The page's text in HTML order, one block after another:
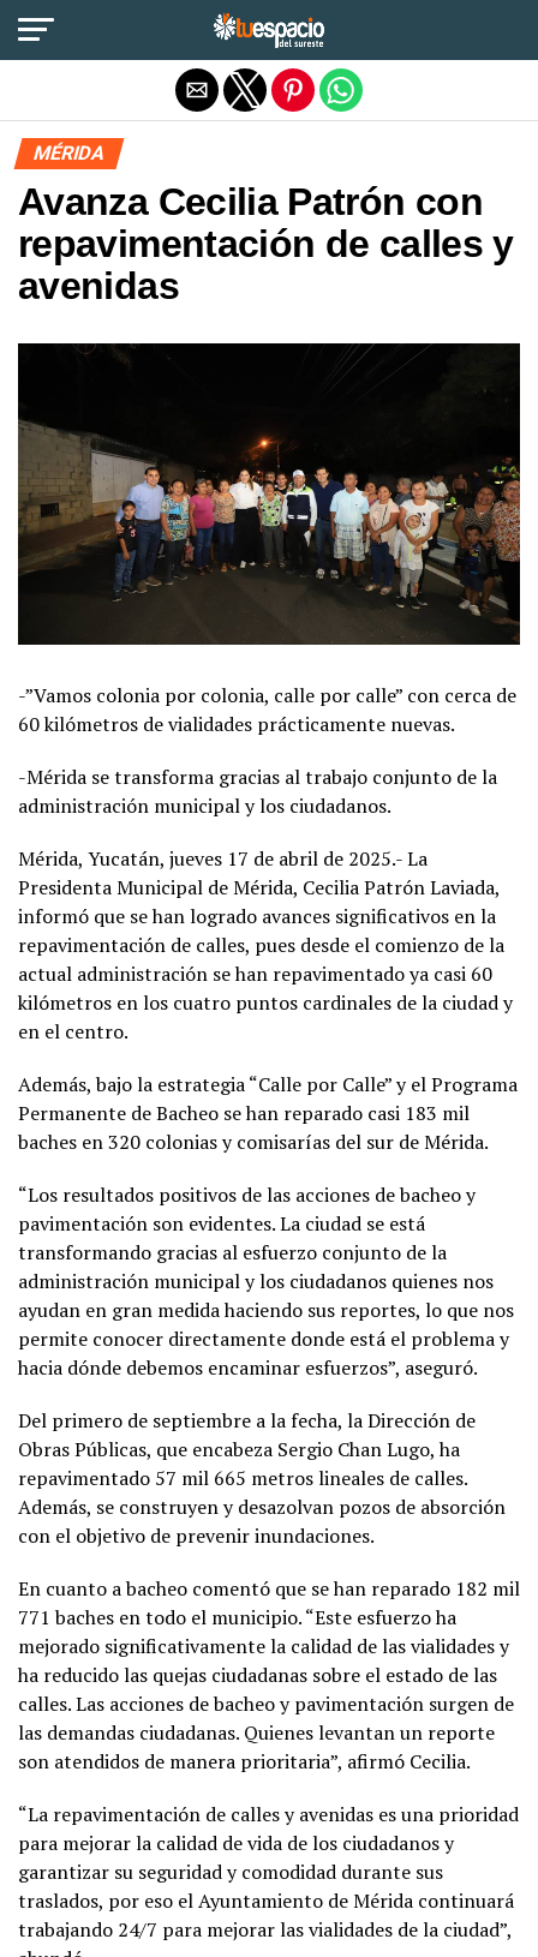
MÉRIDA
Avanza Cecilia Patrón con
repavimentación de calles y
avenidas
-”Vamos colonia por colonia, calle por calle” con cerca de
60 kilómetros de vialidades prácticamente nuevas.
-Mérida se transforma gracias al trabajo conjunto de la
administración municipal y los ciudadanos.
Mérida, Yucatán, jueves 17 de abril de 2025.- La
Presidenta Municipal de Mérida, Cecilia Patrón Laviada,
informó que se han logrado avances significativos en la
repavimentación de calles, pues desde el comienzo de la
actual administración se han repavimentado ya casi 60
kilómetros en los cuatro puntos cardinales de la ciudad y
en el centro.
Además, bajo la estrategia “Calle por Calle” y el Programa
Permanente de Bacheo se han reparado casi 183 mil
baches en 320 colonias y comisarías del sur de Mérida.
“Los resultados positivos de las acciones de bacheo y
pavimentación son evidentes. La ciudad se está
transformando gracias al esfuerzo conjunto de la
administración municipal y los ciudadanos quienes nos
ayudan en gran medida haciendo sus reportes, lo que nos
permite conocer directamente donde está el problema y
hacia dónde debemos encaminar esfuerzos”, aseguró.
Del primero de septiembre a la fecha, la Dirección de
Obras Públicas, que encabeza Sergio Chan Lugo, ha
repavimentado 57 mil 665 metros lineales de calles.
Además, se construyen y desazolvan pozos de absorción
con el objetivo de prevenir inundaciones.
En cuanto a bacheo comentó que se han reparado 182 mil
771 baches en todo el municipio. “Este esfuerzo ha
mejorado significativamente la calidad de las vialidades y
ha reducido las quejas ciudadanas sobre el estado de las
calles. Las acciones de bacheo y pavimentación surgen de
las demandas ciudadanas. Quienes levantan un reporte
son atendidos de manera prioritaria”, afirmó Cecilia.
“La repavimentación de calles y avenidas es una prioridad
para mejorar la calidad de vida de los ciudadanos y
garantizar su seguridad y comodidad durante sus
traslados, por eso el Ayuntamiento de Mérida continuará
trabajando 24/7 para mejorar las vialidades de la ciudad”,
Salir de la versión móvil